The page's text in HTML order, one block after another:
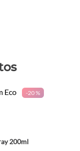
-20 %
200ml